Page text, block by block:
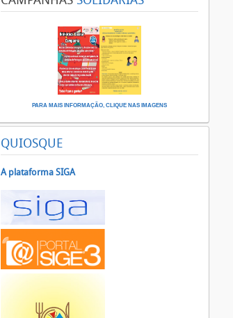
PARA MAIS INFORMAÇÃO, CLIQUE NAS IMAGENS
QUIOSQUE
A plataforma SIGA